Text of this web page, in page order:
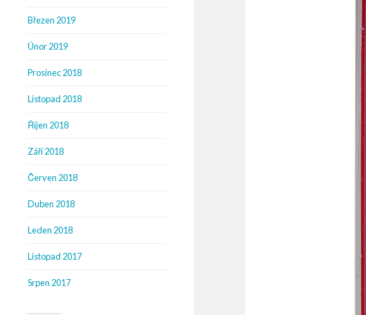
Březen 2019
Únor 2019
Prosinec 2018
Listopad 2018
Říjen 2018
Září 2018
Červen 2018
Duben 2018
Leden 2018
Listopad 2017
Srpen 2017